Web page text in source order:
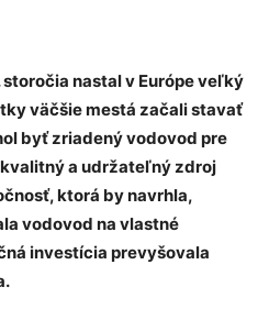
nastal v Európe veľký
väčšie mestá začali stavať
byť zriadený vodovod pre
a udržateľný zdroj
ktorá by navrhla,
vodovod na vlastné
investícia prevyšovala